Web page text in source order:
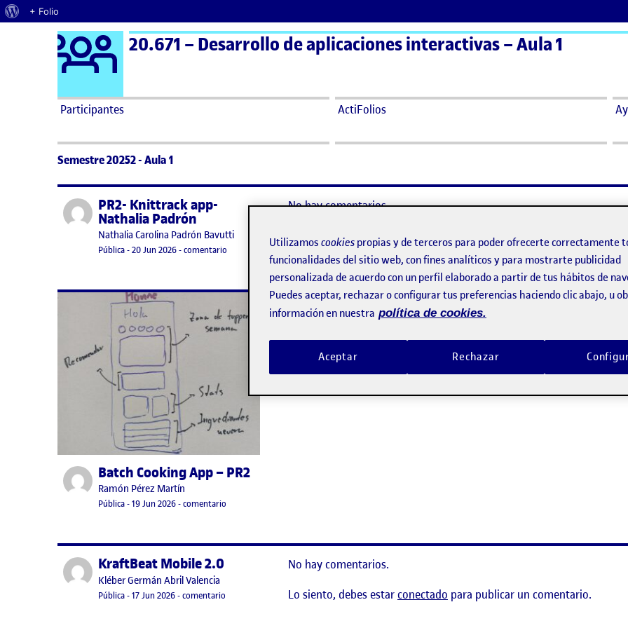
Acerca de WordPress
+ Folio
Saltar al contenido Logo Ágora
20.671 – Desarrollo de aplicaciones interactivas – Aula 1
Participantes ActiFolios
Semestre 20252 - Aula 1
Publicado porPR2- Knittrack app-
Nathalia Padrón
Publicado por
Nathalia Carolina Padrón Bavutti
Visibilidad:
Pública-Fecha de publicación
20 Jun 2026-comentario en PR2- Knittrack app- Nathalia Padrón
No hay comentarios.
Lo siento, debes estar
conectado para publicar un comentario.
Publicado porBatch Cooking App – PR2
Publicado por
Ramón Pérez Martín
Visibilidad:
Pública-Fecha de publicación
19 Jun 2026-comentario
No hay comentarios.
Lo siento, debes estarconectadopara publicar un comentario.
Publicado porKraftBeat Mobile 2.0
Publicado por
Kléber Germán Abril Valencia
Visibilidad:
Pública-Fecha de publicación
17 Jun 202617 junio, 2026 11:07 pm
-comentario en KraftBeat Mobile 2.0
No hay comentarios.
Lo siento, debes estarconectado para publicar un comentario.
Utilizamos cookies propias y de terceros para poder ofrecerte correctamente
funcionalidades del sitio web, con fines analíticos y para mostrarte publicidad
personalizada de acuerdo con un perfil elaborado a partir de tus hábitos de
Puedes aceptar, rechazar o configurar tus preferencias haciendo clic abajo, u
información en nuestra política de cookies.
Rechazar
Aceptar